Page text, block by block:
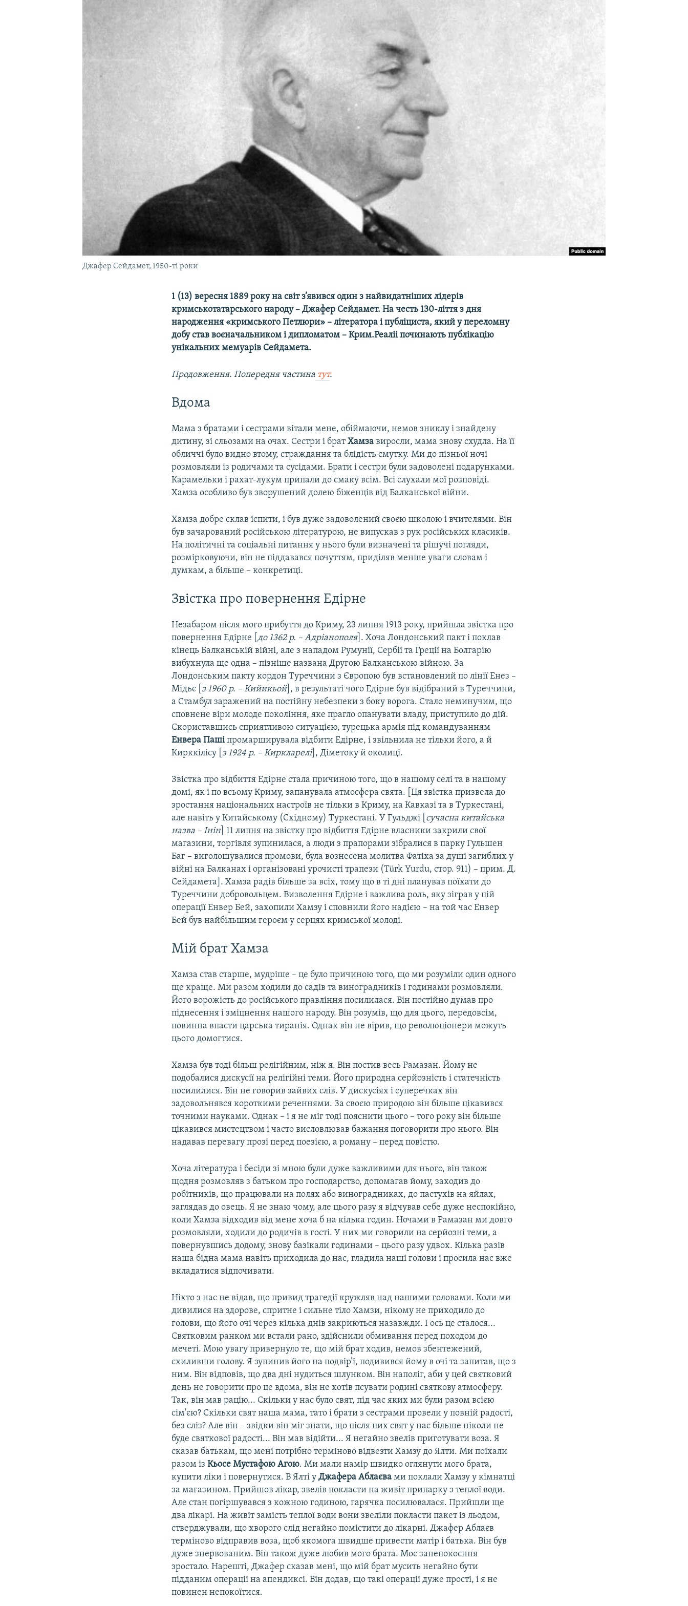
УКРАЇНСЬКА ПРОБЛЕМА КРИМУ
Джафер Сейдамет, 1950-ті роки
1 (13) вересня 1889 року на світ з’явився один з найвидатніших лідерів
кримськотатарського народу – Джафер Сейдамет. На честь 130-ліття з дня
народження «кримського Петлюри» – літератора і публіциста, який у переломну
добу став воєначальником і дипломатом – Крим.Реаліі починають публікацію
унікальних мемуарів Сейдамета.​
Продовження. Попередня частина тут.
Вдома
Мама з братами і сестрами вітали мене, обіймаючи, немов зниклу і знайдену
дитину, зі сльозами на очах. Сестри і братХамза виросли, мама знову схудла. На її
обличчі було видно втому, страждання та блідість смутку. Ми до пізньої ночі
розмовляли із родичами та сусідами. Брати і сестри були задоволені подарунками.
Карамельки і рахат-лукум припали до смаку всім. Всі слухали мої розповіді.
Хамза особливо був зворушений долею біженців від Балканської війни.
Хамза добре склав іспити, і був дуже задоволений своєю школою і вчителями. Він
був зачарований російською літературою, не випускав з рук російських класиків.
На політичні та соціальні питання у нього були визначені та рішучі погляди,
розмірковуючи, він не піддавався почуттям, приділяв менше уваги словам і
думкам, а більше – конкретиці.
Звістка про повернення Едірне
Незабаром після мого прибуття до Криму, 23 липня 1913 року, прийшла звістка про
повернення Едірне [до 1362 р. – Адріанополя]. Хоча Лондонський пакт і поклав
кінець Балканській війні, але з нападом Румунії, Сербії та Греції на Болгарію
вибухнула ще одна – пізніше названа Другою Балканською війною. За
Лондонським пакту кордон Туреччини з Європою був встановлений по лінії Енез –
Мідьє [з 1960 р. – Кийикьой], в результаті чого Едірне був відібраний в Туреччини,
а Стамбул заражений на постійну небезпеки з боку ворога. Стало неминучим, що
сповнене віри молоде покоління, яке прагло опанувати владу, приступило до дій.
Скориставшись сприятливою ситуацією, турецька армія під командуванням
Енвера Пашіпромарширувала відбити Едірне, і звільнила не тільки його, а й
Кирккілісу [з 1924 р. – Киркларелі], Діметоку й околиці.
Звістка про відбиття Едірне стала причиною того, що в нашому селі та в нашому
домі, як і по всьому Криму, запанувала атмосфера свята. [Ця звістка призвела до
зростання національних настроїв не тільки в Криму, на Кавказі та в Туркестані,
але навіть у Китайському (Східному) Туркестані. У Гульджі [ сучасна китайська
назва – Інін] 11 липня на звістку про відбиття Едірне власники закрили свої
магазини, торгівля зупинилася, а люди з прапорами зібралися в парку Гульшен
Баг – виголошувалися промови, була вознесена молитва Фатіха за душі загиблих у
війні на Балканах і організовані урочисті трапези (Türk Yurdu, стор. 911) – прим. Д.
Сейдамета]. Хамза радів більше за всіх, тому що в ті дні планував поїхати до
Туреччини добровольцем. Визволення Едірне і важлива роль, яку зіграв у цій
операції Енвер Бей, захопили Хамзу і сповнили його надією – на той час Енвер
Бей був найбільшим героєм у серцях кримської молоді.
Мій брат Хамза
Хамза став старше, мудріше – це було причиною того, що ми розуміли один одного
ще краще. Ми разом ходили до садів та виноградників і годинами розмовляли.
Його ворожість до російського правління посилилася. Він постійно думав про
піднесення і зміцнення нашого народу. Він розумів, що для цього, передовсім,
повинна впасти царська тиранія. Однак він не вірив, що революціонери можуть
цього домогтися.
Хамза був тоді більш релігійним, ніж я. Він постив весь Рамазан. Йому не
подобалися дискусії на релігійні теми. Його природна серйозність і статечність
посилилися. Він не говорив зайвих слів. У дискусіях і суперечках він
задовольнявся короткими реченнями. За своєю природою він більше цікавився
точними науками. Однак – і я не міг тоді пояснити цього – того року він більше
цікавився мистецтвом і часто висловлював бажання поговорити про нього. Він
надавав перевагу прозі перед поезією, а роману – перед повістю.
Хоча література і бесіди зі мною були дуже важливими для нього, він також
щодня розмовляв з батьком про господарство, допомагав йому, заходив до
робітників, що працювали на полях або виноградниках, до пастухів на яйлах,
заглядав до овець. Я не знаю чому, але цього разу я відчував себе дуже неспокійно,
коли Хамза відходив від мене хоча б на кілька годин. Ночами в Рамазан ми довго
розмовляли, ходили до родичів в гості. У них ми говорили на серйозні теми, а
повернувшись додому, знову базікали годинами – цього разу удвох. Кілька разів
наша бідна мама навіть приходила до нас, гладила наші голови і просила нас вже
вкладатися відпочивати.
Ніхто з нас не відав, що привид трагедії кружляв над нашими головами. Коли ми
дивилися на здорове, спритне і сильне тіло Хамзи, нікому не приходило до
голови, що його очі через кілька днів закриються назавжди. І ось це сталося...
Святковим ранком ми встали рано, здійснили обмивання перед походом до
мечеті. Мою увагу привернуло те, що мій брат ходив, немов збентежений,
схиливши голову. Я зупинив його на подвір’ї, подивився йому в очі та запитав, що з
ним. Він відповів, що два дні нудиться шлунком. Він наполіг, аби у цей святковий
день не говорити про це вдома, він не хотів псувати родині святкову атмосферу.
Так, він мав рацію... Скільки у нас було свят, під час яких ми були разом всією
сім'єю? Скільки свят наша мама, тато і брати з сестрами провели у повній радості,
без сліз? Але він – звідки він міг знати, що після цих свят у нас більше ніколи не
буде святкової радості... Він мав відійти... Я негайно звелів приготувати воза. Я
сказав батькам, що мені потрібно терміново відвезти Хамзу до Ялти. Ми поїхали
разом ізКьосе Мустафою Агою. Ми мали намір швидко оглянути мого брата,
купити ліки і повернутися. В Ялті уДжафера Аблаєвами поклали Хамзу у кімнатці
за магазином. Прийшов лікар, звелів покласти на живіт припарку з теплої води.
Але стан погіршувався з кожною годиною, гарячка посилювалася. Прийшли ще
два лікарі. На живіт замість теплої води вони звеліли покласти пакет із льодом,
стверджували, що хворого слід негайно помістити до лікарні. Джафер Аблаєв
терміново відправив воза, щоб якомога швидше привести матір і батька. Він був
дуже знервованим. Він також дуже любив мого брата. Моє занепокоєння
зростало. Нарешті, Джафер сказав мені, що мій брат мусить негайно бути
підданим операції на апендиксі. Він додав, що такі операції дуже прості, і я не
повинен непокоїтися.